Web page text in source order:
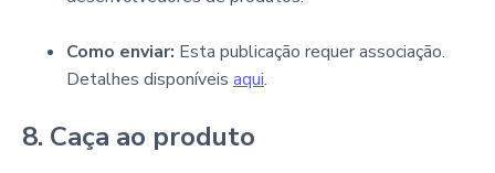
Como enviar: Esta publicação requer associação.
Detalhes disponíveis aqui.
8. Caça ao produto